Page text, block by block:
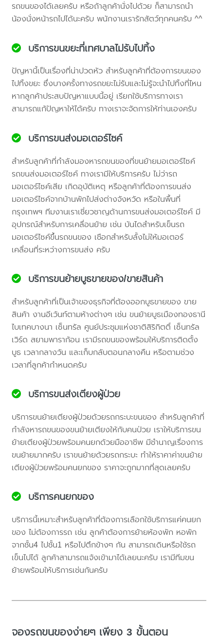
รถขนของได้เลยครับ หรือถ้าลูกค้านั่งไปด้วย ก็สามารถนำ
น้องนั่งหน้ารถไปได้นะครับ พนักงานเรารักสัตว์ทุกคนครับ ^^
บริการขนขยะที่เทศบาลไม่รับไปทิ้ง
ปัญหานี้เป็นเรื่องที่น่าปวดหัว สำหรับลูกค้าที่ต้องการขนของ
ไปทิ้งขยะ ซึ่งบางครั้งทางรถขยะไม่รับและไม่รู้จะนำไปทิ้งที่ไหน
หากลูกค้าประสบปัญหาแบบนี้อยู่ เรียกใช้บริการทางเรา
สามารถแก้ปัญหาให้ได้ครับ ทางเราจะจัดการให้ท่านเองครับ
บริการขนส่งมอเตอร์ไซค์
สำหรับลูกค้าที่กำลังมองหารถขนของที่ขนย้ายมอเตอร์ไซค์
รถขนส่งมอเตอร์ไซค์ ทางเรามีให้บริการครับ ไม่ว่ารถ
มอเตอร์ไซค์เสีย เกิดอุบัติเหตุ หรือลูกค้าที่ต้องการขนส่ง
มอเตอร์ไซค์จากบ้านพักไปส่งต่างจังหวัด หรือในพื้นที่
กรุงเทพฯ ทีมงานเราเชี่ยวชาญด้านการขนส่งมอเตอร์ไซค์ มี
อุปกรณ์สำหรับการเคลื่อนย้าย เช่น บันไดสำหรับเข็นรถ
มอเตอร์ไซค์ขึ้นรถขนของ เชือกสำหรับลั้งไม่ให้มอเตอร์
เคลื่อนที่ระหว่างการขนส่ง ครับ
บริการขนย้ายบูธขายของ/ขายสินค้า
สำหรับลูกค้าที่เป็นเจ้าของธุรกิจที่ต้องออกบูธขายของ ขาย
สินค้า งานอีเว้นท์ตามห้างต่างๆ เช่น ขนย้ายบูธเมืองทองธานี
ไบเทคบางนา เซ็นทรัล ศูนย์ประชุมแห่งชาติสิริกิตติ์ เซ็นทรัล
เวิร์ด สยามพาราก้อน เรามีรถขนของพร้อมให้บริการติดตั้ง
บูธ เวลากลางวัน และเก็บกลับตอนกลางคืน หรือตามช่วง
เวลาที่ลูกค้ากำหนดครับ
บริการขนส่งเตียงผู้ป่วย
บริการขนย้ายเตียงผู้ป่วยด้วยรถกระบะขนของ สำหรับลูกค้าที่
กำลังหารถขนของขนย้ายเตียงให้กับคนป่วย เราให้บริการขน
ย้ายเตียงผู้ป่วยพร้อมคนยกด้วยมืออาชีพ มีชำนาญเรื่องการ
ขนย้ายมากครับ เราขนย้ายด้วยรถกระบะ ทำให้ราคาค่าขนย้าย
เตียงผู้ป่วยพร้อมคนยกของ ราคาจะถูกมากที่สุดเลยครับ
บริการคนยกของ
บริการนี้เหมาะสำหรับลูกค้าที่ต้องการเลือกใช้บริการแค่คนยก
ของ ไม่ต้องการรถ เช่น ลูกค้าต้องการย้ายห้องพัก หอพัก
จากชั้น4 ไปชั้น1 หรือไปตึกข้างๆ กัน สามารถเดินหรือใช้รถ
เข็นไปได้ ลูกค้าสามารถแจ้งเข้ามาได้เลยนะครับ เรามีทีมขน
ย้ายพร้อมให้บริการเช่นกันครับ
จองรถขนของง่ายๆ เพียง 3 ขั้นตอน